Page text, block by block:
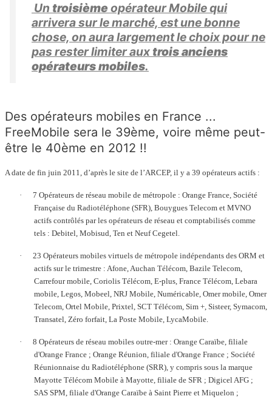
Un troisième opérateur Mobile qui
arrivera sur le marché, est une bonne
chose, on aura largement le choix pour ne
pas rester limiter aux trois anciens
opérateurs mobiles.
Des opérateurs mobiles en France ...
FreeMobile sera le 39ème, voire même peut-
être le 40ème en 2012 !!
A date de fin juin 2011, d’après le site de l’ARCEP, il y a 39 opérateurs actifs :
·
7 Opérateurs de réseau mobile de métropole : Orange France, Société
Française du Radiotéléphone (SFR), Bouygues Telecom et MVNO
actifs contrôlés par les opérateurs de réseau et comptabilisés comme
tels : Debitel, Mobisud, Ten et Neuf Cegetel.
·
23 Opérateurs mobiles virtuels de métropole indépendants des ORM et
actifs sur le trimestre : Afone, Auchan Télécom, Bazile Telecom,
Carrefour mobile, Coriolis Télécom, E-plus, France Télécom, Lebara
mobile, Legos, Mobeel, NRJ Mobile, Numéricable, Omer mobile, Omer
Telecom, Ortel Mobile, Prixtel, SCT Télécom, Sim +, Sisteer, Symacom,
Transatel, Zéro forfait, La Poste Mobile, LycaMobile.
·
8 Opérateurs de réseau mobiles outre-mer : Orange Caraïbe, filiale
d'Orange France ; Orange Réunion, filiale d'Orange France ; Société
Réunionnaise du Radiotéléphone (SRR), y compris sous la marque
Mayotte Télécom Mobile à Mayotte, filiale de SFR ; Digicel AFG ;
SAS SPM, filiale d'Orange Caraïbe à Saint Pierre et Miquelon ;